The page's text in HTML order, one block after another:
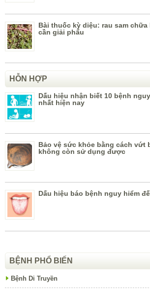
Bài thuốc kỳ diệu: rau sam
cần giải phẩu
HỖN HỢP
Dấu hiệu nhận biết 10 bệnh
nhất hiện nay
Bảo vệ sức khỏe bằng cách vứt
không còn sử dụng được
Dấu hiệu báo bệnh nguy hiểm
BỆNH PHỔ BIẾN
Bệnh Di Truyền